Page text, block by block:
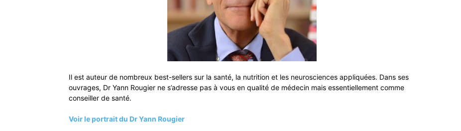
Il est auteur de nombreux best-sellers sur la santé, la nutrition et les neurosciences appliquées. Dans ses
ouvrages, Dr Yann Rougier ne s’adresse pas à vous en qualité de médecin mais essentiellement comme
conseiller de santé.
Voir le portrait du Dr Yann Rougier